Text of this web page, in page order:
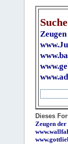
Dieses
Zeugen